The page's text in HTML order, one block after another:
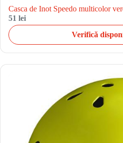
Casca de Inot Speedo multicolor
51 lei
Verifică